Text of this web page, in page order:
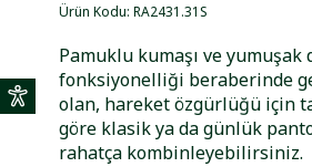
Ürün Kodu:RA2431 .31S
Pamuklu kumaşı ve
fonksiyonelliği beraberinde
olan, hareket özgürlüğü için
göre klasik ya da günlük
rahatça kombinleyebilirsiniz.